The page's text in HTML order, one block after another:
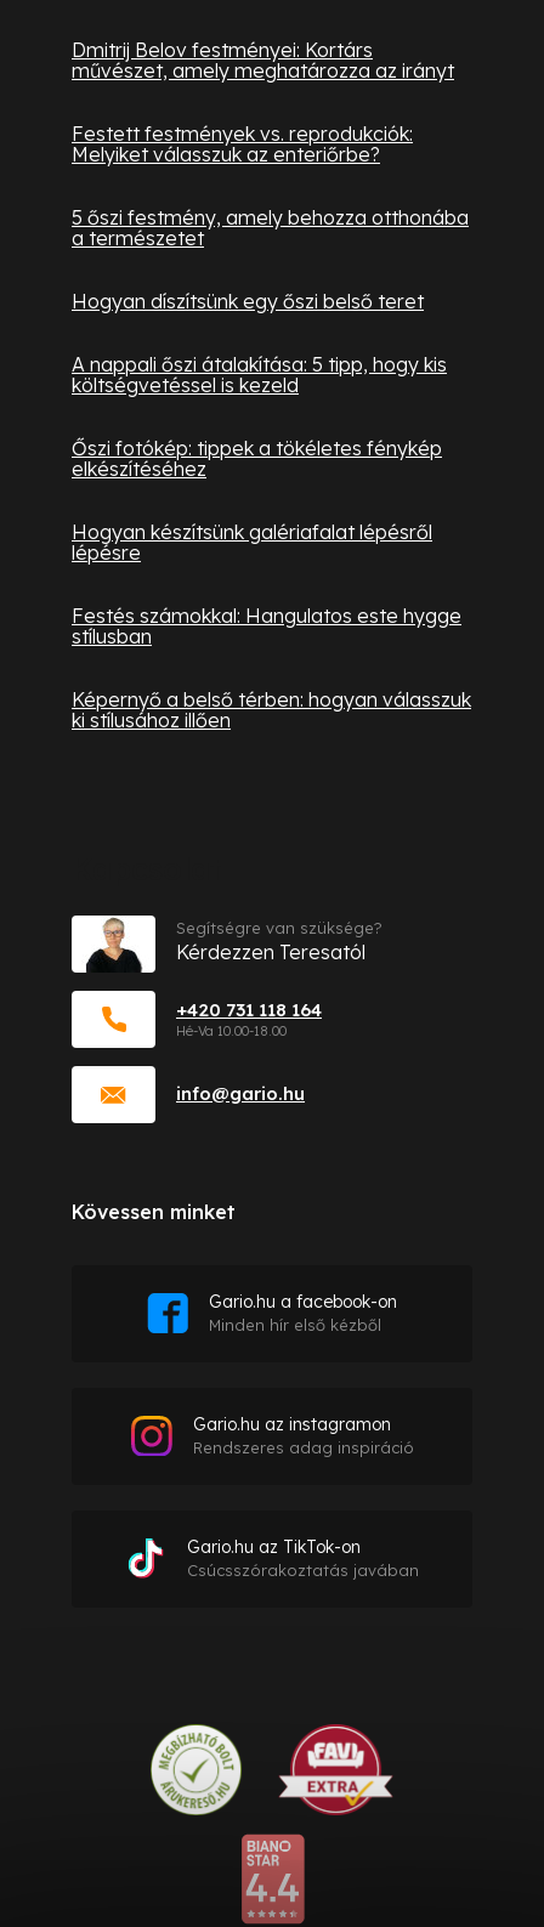
Dmitrij Belov festményei: Kortárs
művészet, amely meghatározza az irányt
Festett festmények vs. reprodukciók:
Melyiket válasszuk az enteriőrbe?
5 őszi festmény, amely behozza otthonába
a természetet
Hogyan díszítsünk egy őszi belső teret
A nappali őszi átalakítása: 5 tipp, hogy kis
költségvetéssel is kezeld
Őszi fotókép: tippek a tökéletes fénykép
elkészítéséhez
Hogyan készítsünk galériafalat lépésről
lépésre
Festés számokkal: Hangulatos este hygge
stílusban
Képernyő a belső térben: hogyan válasszuk
ki stílusához illően
info@gario.hu
+420 731 118 164
Segítségre van szüksége?
Kérdezzen Teresatól
Kövessen minket
Gario.hu a facebook-on
Minden hír első kézből
Gario.hu az instagramon
Rendszeres adag inspiráció
Gario.hu az TikTok-on
Csúcsszórakoztatás javában